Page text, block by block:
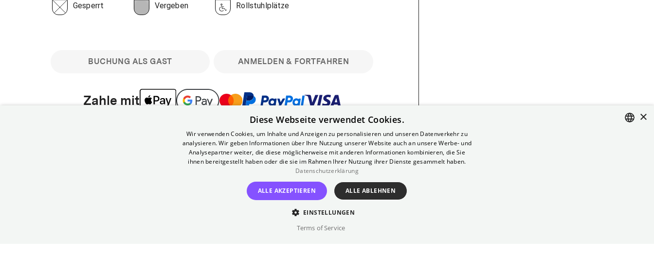
Gesperrt Vergeben Rollstuhlplätze
BUCHUNG ALS GAST ANMELDEN & FORTFAHREN
Zahle mit
Bitte beachte: Gastbuchungen sind nicht stornierbar. Registriere dich kostenlos für bis zu 90
min vor Filmbeginn stornierbare Tickets für reguläre Vorstellungen. Unlimited-Mitglied?
Melde dich an, um deine Benefits nutzen zu können.
Nur sofern du die Buchung angemeldet mit einem kostenlosen Yorck-Mitgliedskonto
×
Diese Webseite verwendet Cookies.
Wir verwenden Cookies, um Inhalte und Anzeigen zu personalisieren und unseren Datenverkehr zu
analysieren. Wir geben Informationen über Ihre Nutzung unserer Website auch an unsere Werbe- und
Analysepartner weiter, die diese möglicherweise mit anderen Informationen kombinieren, die Sie
ihnen bereitgestellt haben oder die sie im Rahmen Ihrer Nutzung ihrer Dienste gesammelt haben.
Datenschutzerklärung
ALLE AKZEPTIEREN ALLE ABLEHNEN
EINSTELLUNGEN
Terms of Service